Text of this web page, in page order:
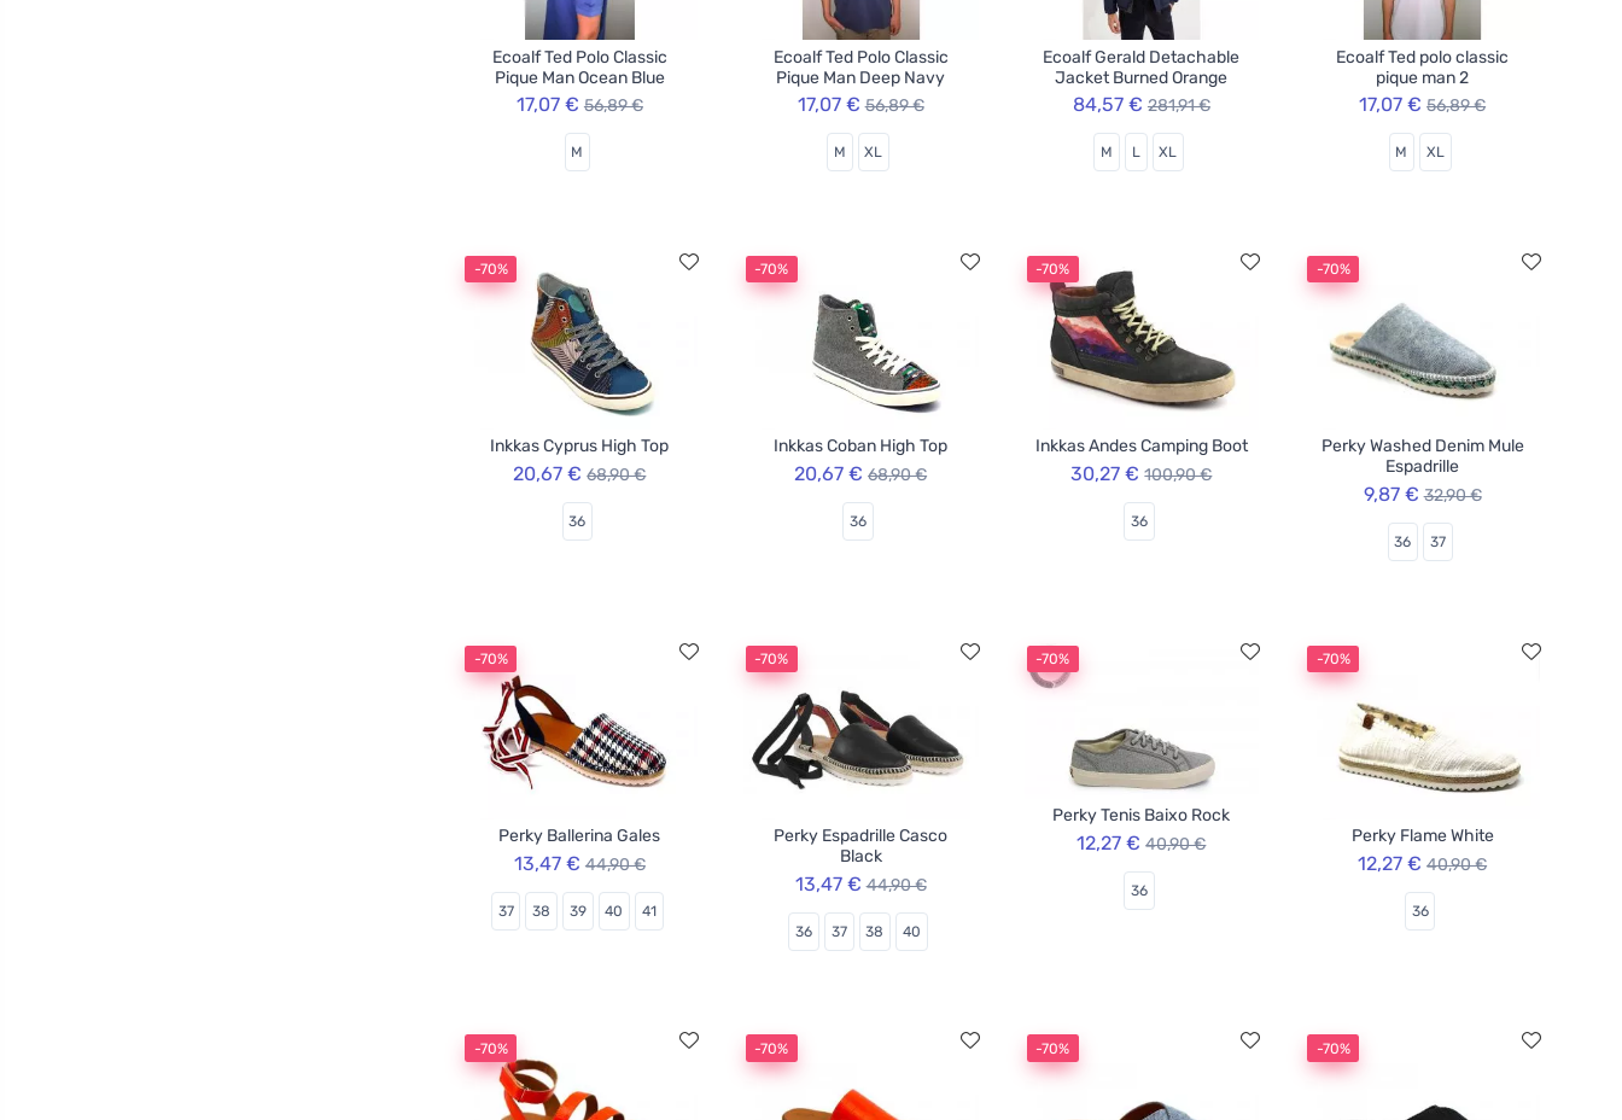
Ecoalf Ted Polo Classic
Pique Man Ocean Blue
17,07 € 56,89 €
M
Ecoalf Ted Polo Classic
Pique Man Deep Navy
17,07 € 56,89 €
M XL
Ecoalf Gerald Detachable
Jacket Burned Orange
84,57 € 281,91 €
M L XL
Ecoalf Ted polo classic
pique man 2
17,07 € 56,89 €
M XL
-70%
Inkkas Cyprus High Top
20,67 € 68,90 €
36
-70%
Inkkas Coban High Top
20,67 € 68,90 €
36
-70%
Inkkas Andes Camping Boot
30,27 € 100,90 €
36
-70%
Perky Washed Denim Mule
Espadrille
9,87 € 32,90 €
36 37
-70%
Perky Ballerina Gales
13,47 € 44,90 €
37 38 39 40 41
-70%
Perky Espadrille Casco
Black
13,47 € 44,90 €
36 37 38 40
-70%
Perky Tenis Baixo Rock
12,27 € 40,90 €
36
-70%
Perky Flame White
12,27 € 40,90 €
36
-70% -70% -70% -70%